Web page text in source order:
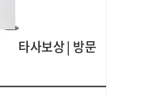
타사보상 | 방문